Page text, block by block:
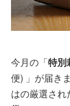
今月の「特別
便) 」が届き
はの厳選され